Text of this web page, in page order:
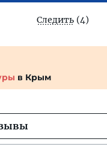
Следить (4)
в Крым